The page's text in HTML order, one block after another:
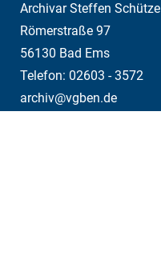
Archivar Steffen Schütze
Römerstraße 97
56130 Bad Ems
Telefon: 02603 - 3572
archiv@vgben.de